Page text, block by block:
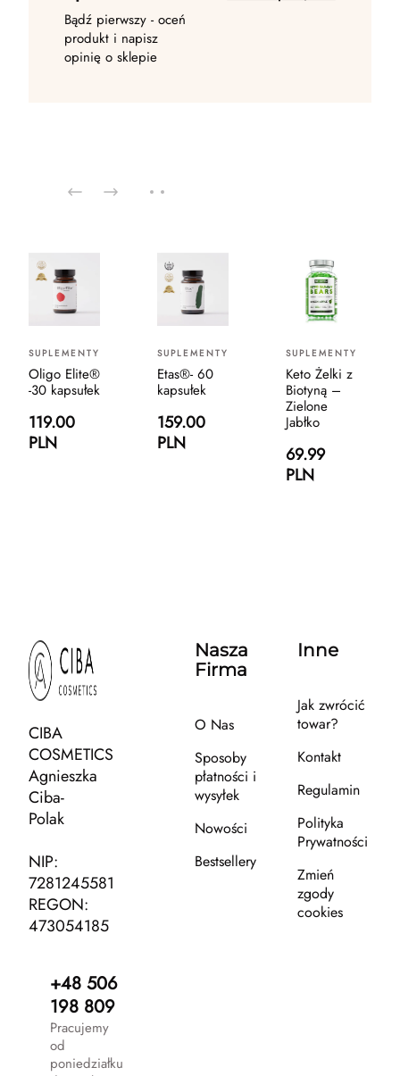
Bądź pierwszy - oceń
produkt i napisz
opinię o sklepie
SUPLEMENTY
Oligo Elite®
-30 kapsułek
119.00
PLN
SUPLEMENTY
Etas®- 60
kapsułek
159.00
PLN
SUPLEMENTY
Keto Żelki z
Biotyną –
Zielone
Jabłko
69.99
PLN
CIBA
COSMETICS
Agnieszka
Ciba-
Polak
NIP:
7281245581
REGON:
473054185
+48 506
198 809
Pracujemy
od
poniedziałku
Nasza
Firma
O Nas
Sposoby
płatności i
wysyłek
Nowości
Bestsellery
Inne
Jak zwrócić
towar?
Kontakt
Regulamin
Polityka
Prywatności
Zmień
zgody
cookies